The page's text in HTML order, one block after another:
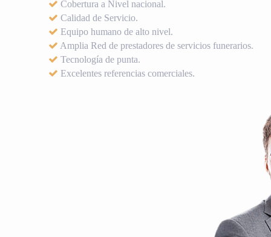
Cobertura a Nivel nacional.
Calidad de Servicio.
Equipo humano de alto nivel.
Amplia Red de prestadores de servicios funerarios.
Tecnología de punta.
Excelentes referencias comerciales.